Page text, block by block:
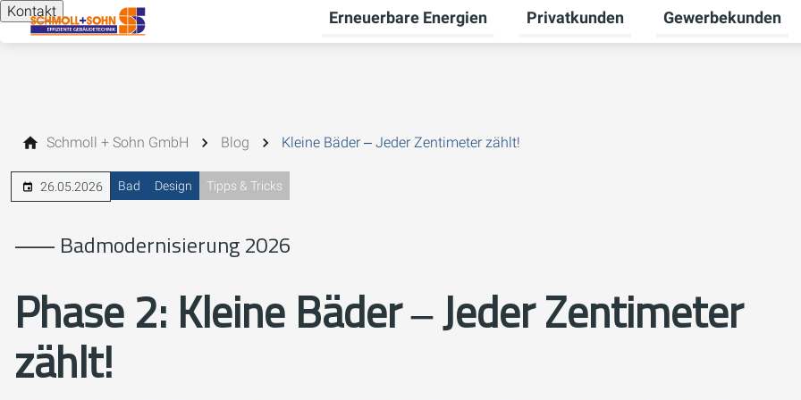
Kontakt Erneuerbare Energien
Untermenü für Erneuerbare Energien
Privatkunden
Untermenü für
Gewerbekunden
Schmoll + Sohn GmbH Blog Kleine Bäder ‒ Jeder Zentimeter zählt!
26.05.2026 Bad Design Tipps & Tricks
⸺ Badmodernisierung 2026
Phase 2: Kleine Bäder ‒ Jeder Zentimeter
zählt!